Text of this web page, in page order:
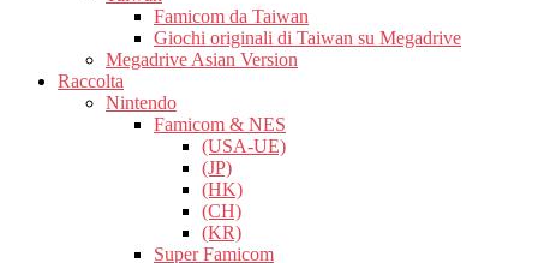
Famicom da Taiwan
Giochi originali di Taiwan su Megadrive
Megadrive Asian Version
Raccolta
Nintendo
Famicom & NES
(USA-UE)
(JP)
(HK)
(CH)
(KR)
Super Famicom